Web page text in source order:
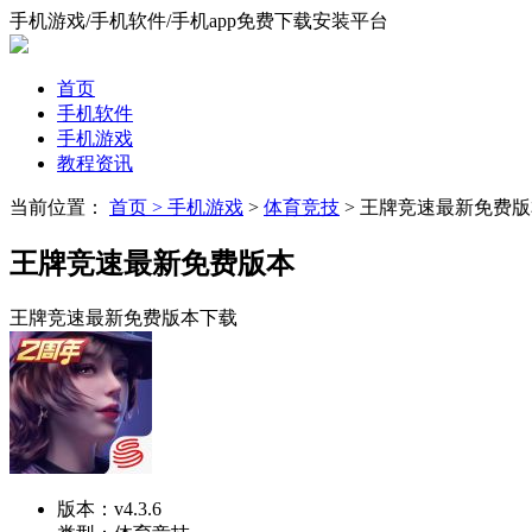
手机游戏/手机软件/手机app免费下载安装平台
首页
手机软件
手机游戏
教程资讯
当前位置： 首页 > 手机游戏 > 体育竞技 > 王牌竞速最新免费
王牌竞速最新免费版本
王牌竞速最新免费版本下载
版本： v4.3.6